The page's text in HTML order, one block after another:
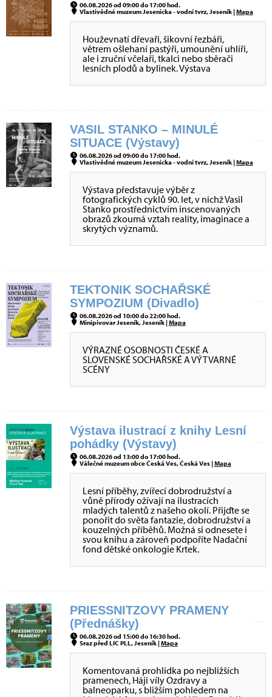
06.08.2026 od 09:00 do 17:00 hod.
Vlastivědné muzeum Jesenicka - vodní tvrz, Jeseník |Mapa
Houževnatí dřevaři, šikovní řezbáři,
větrem ošlehaní pastýři, umounění uhlíři,
ale i zruční včelaři, tkalci nebo sběrači
lesních plodů a bylinek. Výstava
VASIL STANKO – MINULÉ
SITUACE (Výstavy)
06.08.2026 od 09:00 do 17:00 hod.
Vlastivědné muzeum Jesenicka - vodní tvrz, Jeseník |Mapa
Výstava představuje výběr z
fotografických cyklů 90. let, v nichž Vasil
Stanko prostřednictvím inscenovaných
obrazů zkoumá vztah reality, imaginace a
skrytých významů.
TEKTONIK SOCHAŘSKÉ
SYMPOZIUM (Divadlo)
06.08.2026 od 10:00 do 22:00 hod.
Minipivovar Jeseník, Jeseník |Mapa
VÝRAZNÉ OSOBNOSTI ČESKÉ A
SLOVENSKÉ SOCHAŘSKÉ A VÝTVARNÉ
SCÉNY
Výstava ilustrací z knihy Lesní
pohádky (Výstavy)
06.08.2026 od 13:00 do 17:00 hod.
Válečné muzeum obce Česká Ves, Česká Ves |Mapa
Lesní příběhy, zvířecí dobrodružství a
vůně přírody ožívají na ilustracích
mladých talentů z našeho okolí. Přijďte se
ponořit do světa fantazie, dobrodružství a
kouzelných příběhů. Možná si odnesete i
svou knihu a zároveň podpoříte Nadační
fond dětské onkologie Krtek.
PRIESSNITZOVY PRAMENY
(Přednášky)
06.08.2026 od 15:00 do 16:30 hod.
Sraz před LIC PLL, Jeseník |Mapa
Komentovaná prohlídka po nejbližších
pramenech, Háji víly Ozdravy a
balneoparku, s bližším pohledem na